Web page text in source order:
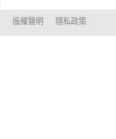
版權聲明 隱私政策